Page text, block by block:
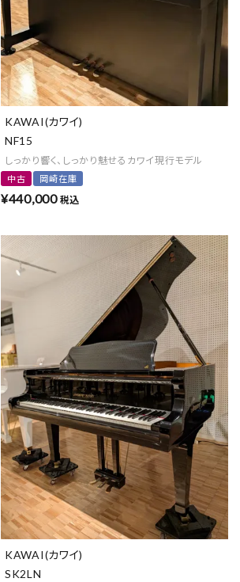
KAWAI(カワイ)
NF15
しっかり響く、しっかり魅せるカワイ現行モデル
中古 岡崎在庫
¥440,000 税込
KAWAI(カワイ)
SK2LN